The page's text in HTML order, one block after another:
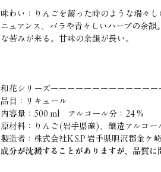
味わい：りんごを齧った時のような瑞々
ニュアンス、バラや青々しいハーブの余
な苦みが来る。甘味の余韻が長い。
和花シリーズーーーーーーーーーーーーー
品目：リキュール
内容量：500 ml アルコール分：24 %
原材料：りんご(岩手県産)、醸造アルコー
製造者：株式会社K.S.P 岩手県胆沢郡金ケ
成分が沈澱することがありますが、品質に